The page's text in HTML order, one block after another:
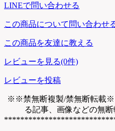
LINEで問い合わせる
この商品について問い合わせ
この商品を友達に教える
レビューを見る(0件)
レビューを投稿
※※禁無断複製/禁無断転載
る記事、画像などの無